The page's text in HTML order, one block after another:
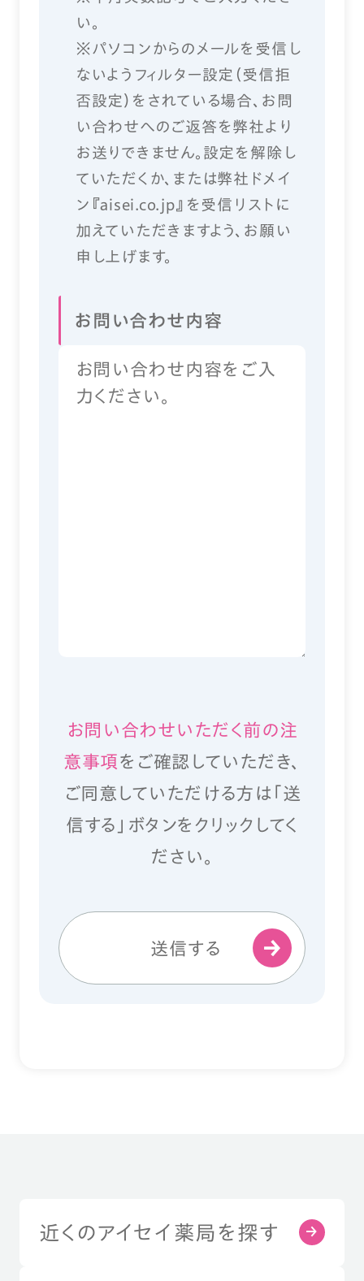
い。
※パソコンからのメールを受信し
ないようフィルター設定（受信拒
否設定）をされている場合、お問
い合わせへのご返答を弊社より
お送りできません。設定を解除し
ていただくか、または弊社ドメイ
ン『aisei.co.jp』を受信リストに
加えていただきますよう、お願い
申し上げます。
お問い合わせ内容
お問い合わせいただく前の注
意事項をご確認していただき、
ご同意していただける方は「送
信する」ボタンをクリックしてく
ださい。
送信する
近くのアイセイ薬局を探す